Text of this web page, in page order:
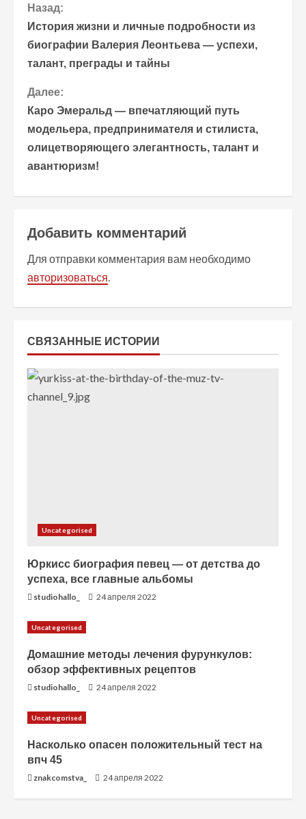
П
р
о
д
о
л
т
ь
е
н
Назад:
История жизни и личные подробности из
биографии Валерия Леонтьева — успехи,
талант, преграды и тайны
Далее:
Каро Эмеральд — впечатляющий путь
модельера, предпринимателя и стилиста,
олицетворяющего элегантность, талант и
авантюризм!
Добавить комментарий
Для отправки комментария вам необходимо
авторизоваться.
СВЯЗАННЫЕ ИСТОРИИ
Uncategorised
Юркисс биография певец — от детства до
успеха, все главные альбомы
studiohallo_ 24 апреля 2022
Uncategorised
Домашние методы лечения фурункулов:
обзор эффективных рецептов
studiohallo_ 24 апреля 2022
Uncategorised
Насколько опасен положительный тест на
впч 45
znakcomstva_ 24 апреля 2022